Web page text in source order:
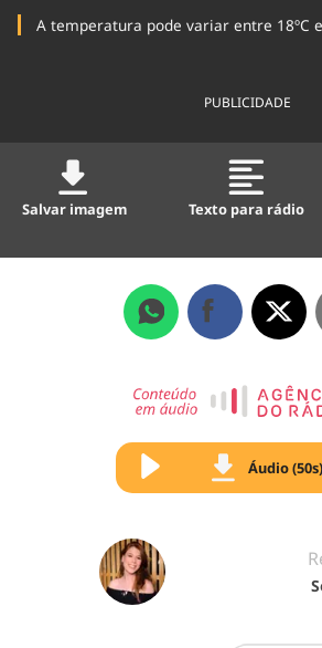
A temperatura pode variar entre 18ºC e
PUBLICIDADE
Salvar imagem Texto para rádio
Áudio (50s)